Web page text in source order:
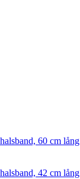
60 cm lång
42 cm lång